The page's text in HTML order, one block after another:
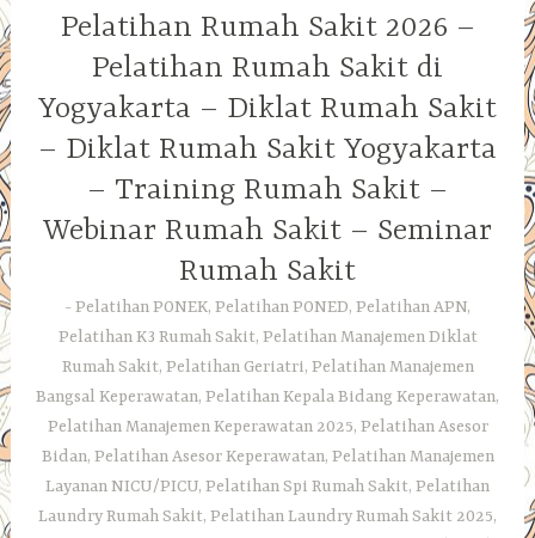
Pelatihan Rumah Sakit 2026 –
Pelatihan Rumah Sakit di
Yogyakarta – Diklat Rumah Sakit
– Diklat Rumah Sakit Yogyakarta
– Training Rumah Sakit –
Webinar Rumah Sakit – Seminar
Rumah Sakit
Pelatihan PONEK, Pelatihan PONED, Pelatihan APN,
Pelatihan K3 Rumah Sakit, Pelatihan Manajemen Diklat
Rumah Sakit, Pelatihan Geriatri, Pelatihan Manajemen
Bangsal Keperawatan, Pelatihan Kepala Bidang Keperawatan,
Pelatihan Manajemen Keperawatan 2025, Pelatihan Asesor
Bidan, Pelatihan Asesor Keperawatan, Pelatihan Manajemen
Layanan NICU/PICU, Pelatihan Spi Rumah Sakit, Pelatihan
Laundry Rumah Sakit, Pelatihan Laundry Rumah Sakit 2025,